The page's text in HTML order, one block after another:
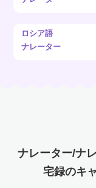
ロシア語
ナレーター
ナレーター/ナ
宅録のキ